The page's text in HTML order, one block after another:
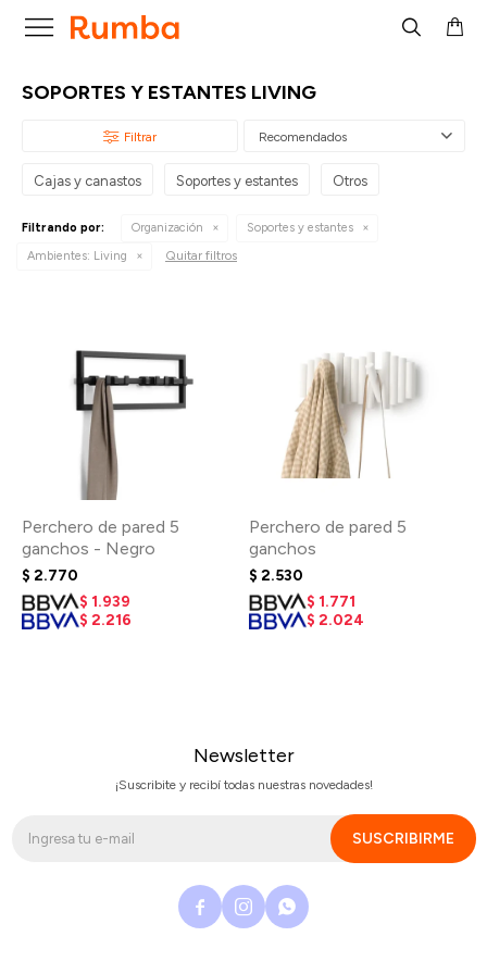

SOPORTES Y ESTANTES LIVING
Recomendados
Cajas y canastos Soportes y estantes Otros
Filtrando por: Organización
Soportes y estantes
Ambientes: Living Quitar filtros
Perchero de pared 5
ganchos - Negro
$ 2.770
$ 1.939
$ 2.216
Perchero de pared 5
ganchos
$ 2.530
$ 1.771
$ 2.024
Newsletter
¡Suscribite y recibí todas nuestras novedades!
SUSCRIBIRME
  